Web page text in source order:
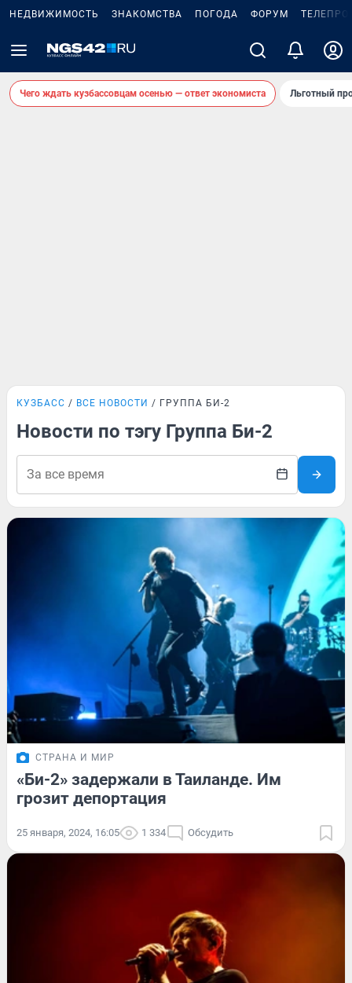
НЕДВИЖИМОСТЬ ЗНАКОМСТВА ПОГОДА ФОРУМ
Чего ждать кузбассовцам осенью — ответ экономиста Льготный
КУЗБАСС ВСЕ НОВОСТИ ГРУППА БИ-2
Новости по тэгу Группа Би-2
СТРАНА И МИР
«Би-2» задержали в Таиланде. Им
грозит депортация
25 января, 2024, 16:05 1 334 Обсудить